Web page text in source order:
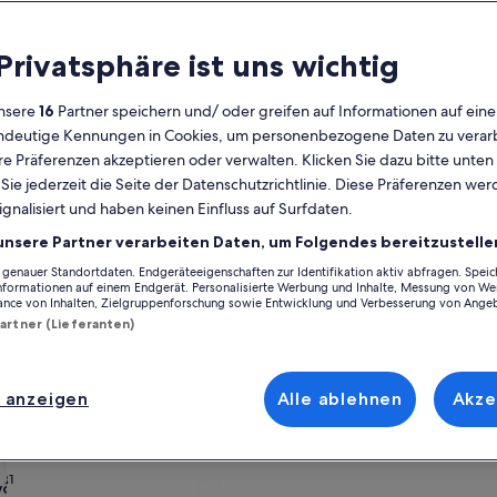
Derzeit
die
Monate
August
2026
und
September
angezeigt.
MoMontag
DiDienstag
MiMittwoch
DoDonnerstag
Fr Freitag
SaSamstag
SoSonntag
3 4 5 6 7 8 9
10 11 12
23
30
31
MoMontag
Di
7 8 9
21 22
28 29
Ferienunterkünfte
Stralsund nicht weit entfernt ist. Ferienunterkünfte bieten dir für
wie WLAN und einen Whirlpool. Was du dir also auch
vielfältig und umfasst barrierearme oder Nichtraucheroptionen.
– American Bowling
in Barth/ Wohnung Erdgeschoss / WLAN vorhanden
Exklusives Ferienhaus, Strandnähe, 3
ist uns wichtig
16 Partner speichern und/ oder greifen auf Informationen auf
Kennungen in Cookies, um personenbezogene Daten zu
Präferenzen akzeptieren oder verwalten. Klicken Sie dazu bitte
jederzeit die Seite der Datenschutzrichtlinie. Diese Präferenzen
und haben keinen Einfluss auf Surfdaten.
Partner verarbeiten Daten, um Folgendes
Standortdaten. Endgeräteeigenschaften zur Identifikation aktiv abfragen.
auf einem Endgerät. Personalisierte Werbung und Inhalte, Messung von
von Inhalten, Zielgruppenforschung sowie Entwicklung und Verbesserung von
(Lieferanten)
Alle ablehnen